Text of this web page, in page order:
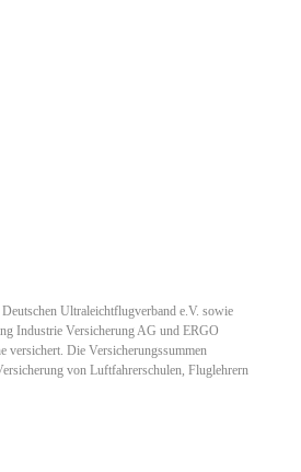
Ultraleichtflugverband e.V. sowie
Industrie Versicherung AG und ERGO
versichert. Die Versicherungssummen
von Luftfahrerschulen, Fluglehrern